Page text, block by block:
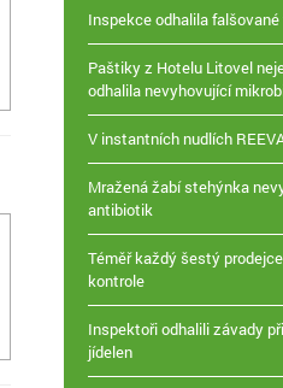
Inspekce odhalila
Paštiky z Hotelu Litovel
odhalila nevyhovující
V instantních nudlích
Mražená žabí stehýnka
antibiotik
Téměř každý šestý
kontrole
Inspektoři odhalili závady
jídelen